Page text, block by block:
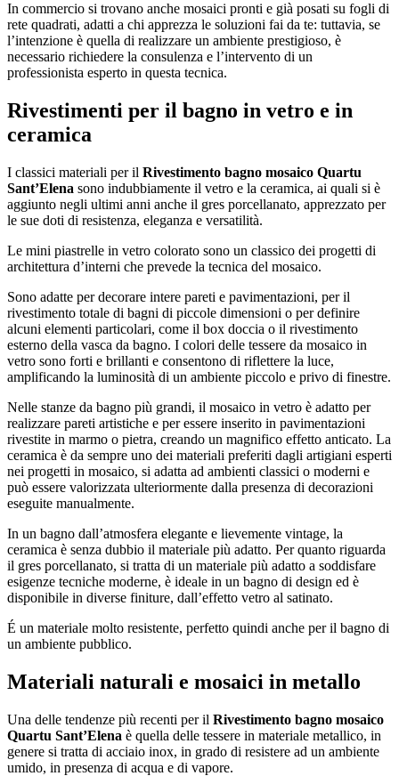
In commercio si trovano anche mosaici pronti e già posati su fogli di
rete quadrati, adatti a chi apprezza le soluzioni fai da te: tuttavia, se
l’intenzione è quella di realizzare un ambiente prestigioso, è
necessario richiedere la consulenza e l’intervento di un
professionista esperto in questa tecnica.
Rivestimenti per il bagno in vetro e in
ceramica
I classici materiali per il Rivestimento bagno mosaico Quartu
Sant’Elena sono indubbiamente il vetro e la ceramica, ai quali si è
aggiunto negli ultimi anni anche il gres porcellanato, apprezzato per
le sue doti di resistenza, eleganza e versatilità.
Le mini piastrelle in vetro colorato sono un classico dei progetti di
architettura d’interni che prevede la tecnica del mosaico.
Sono adatte per decorare intere pareti e pavimentazioni, per il
rivestimento totale di bagni di piccole dimensioni o per definire
alcuni elementi particolari, come il box doccia o il rivestimento
esterno della vasca da bagno. I colori delle tessere da mosaico in
vetro sono forti e brillanti e consentono di riflettere la luce,
amplificando la luminosità di un ambiente piccolo e privo di finestre.
Nelle stanze da bagno più grandi, il mosaico in vetro è adatto per
realizzare pareti artistiche e per essere inserito in pavimentazioni
rivestite in marmo o pietra, creando un magnifico effetto anticato. La
ceramica è da sempre uno dei materiali preferiti dagli artigiani esperti
nei progetti in mosaico, si adatta ad ambienti classici o moderni e
può essere valorizzata ulteriormente dalla presenza di decorazioni
eseguite manualmente.
In un bagno dall’atmosfera elegante e lievemente vintage, la
ceramica è senza dubbio il materiale più adatto. Per quanto riguarda
il gres porcellanato, si tratta di un materiale più adatto a soddisfare
esigenze tecniche moderne, è ideale in un bagno di design ed è
disponibile in diverse finiture, dall’effetto vetro al satinato.
É un materiale molto resistente, perfetto quindi anche per il bagno di
un ambiente pubblico.
Materiali naturali e mosaici in metallo
Una delle tendenze più recenti per il Rivestimento bagno mosaico
Quartu Sant’Elena è quella delle tessere in materiale metallico, in
genere si tratta di acciaio inox, in grado di resistere ad un ambiente
umido, in presenza di acqua e di vapore.